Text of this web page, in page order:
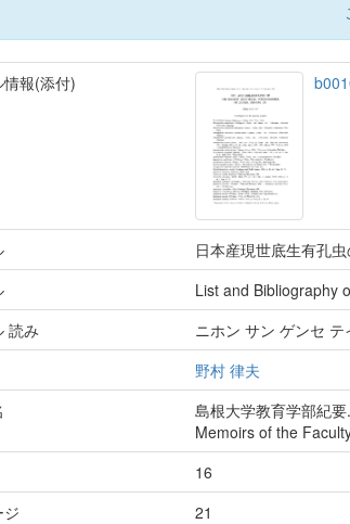
情報(添付)
日本産現世底生有孔
List and Bibliography
読み
ニホン サン ゲンセ
野村 律夫
島根大学教育学部紀
Memoirs of the
16
ジ
21